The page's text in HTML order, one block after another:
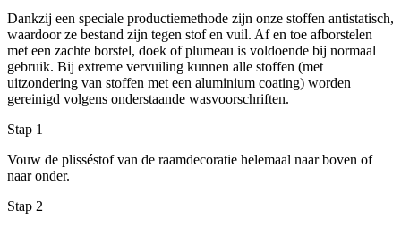
Dankzij een speciale productiemethode zijn onze stoffen antistatisch,
waardoor ze bestand zijn tegen stof en vuil. Af en toe afborstelen
met een zachte borstel, doek of plumeau is voldoende bij normaal
gebruik. Bij extreme vervuiling kunnen alle stoffen (met
uitzondering van stoffen met een aluminium coating) worden
gereinigd volgens onderstaande wasvoorschriften.
Stap 1
Vouw de plisséstof van de raamdecoratie helemaal naar boven of
naar onder.
Stap 2